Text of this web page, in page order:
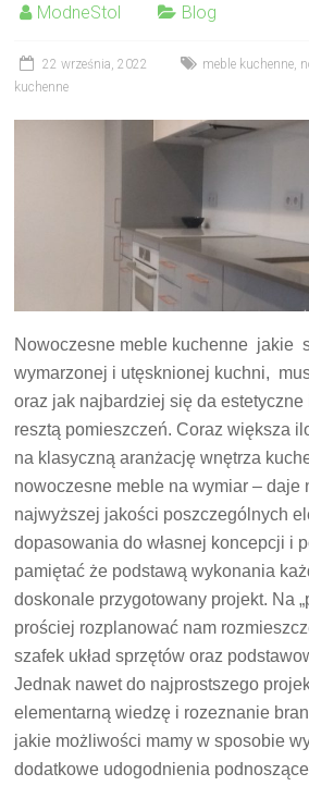
ModneStol Blog
22 września, 2022 meble kuchenne,
kuchenne
Nowoczesne meble kuchenne jakie
wymarzonej i utęsknionej kuchni,
oraz jak najbardziej się da
resztą pomieszczeń. Coraz większa
na klasyczną aranżację wnętrza
nowoczesne meble na wymiar – daje
najwyższej jakości poszczególnych
dopasowania do własnej koncepcji i
pamiętać że podstawą wykonania
doskonale przygotowany projekt. Na
prościej rozplanować nam
szafek układ sprzętów oraz
Jednak nawet do najprostszego
elementarną wiedzę i rozeznanie
jakie możliwości mamy w sposobie
dodatkowe udogodnienia